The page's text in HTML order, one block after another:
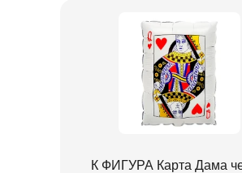
К ФИГУРА Карта Дама